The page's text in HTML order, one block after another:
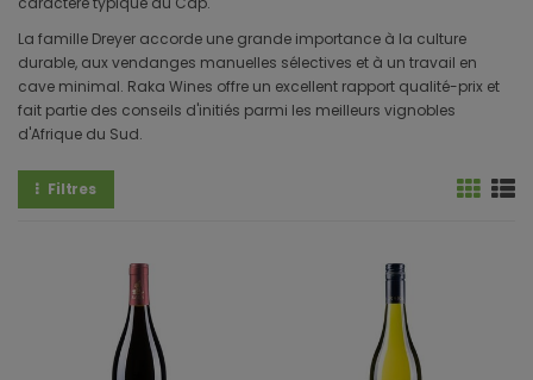
La famille Dreyer accorde une grande importance à la culture
durable, aux vendanges manuelles sélectives et à un travail en
cave minimal. Raka Wines offre un excellent rapport qualité-prix et
fait partie des conseils d'initiés parmi les meilleurs vignobles
d'Afrique du Sud.
Filtres